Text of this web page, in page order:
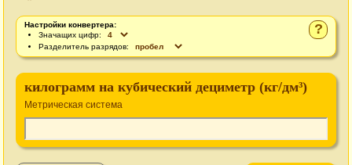
?
Настройки конвертера:
Значащих цифр:
Разделитель разрядов:
килограмм на кубический дециметр (кг/дм³)
Метрическая система